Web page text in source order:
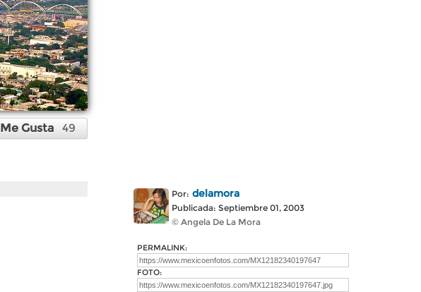
Me Gusta 49
Por: delamora
Publicada: Septiembre 01, 2003
© Angela De La Mora
PERMALINK:
FOTO: